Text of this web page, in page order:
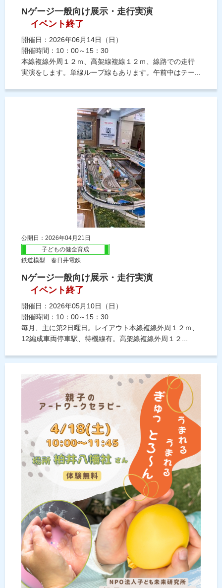
Nゲージ一般向け展示・走行実演
イベント終了
開催日：2026年06月14日（日）
開催時間：10：00～15：30
本線複線外周１２ｍ、高架線複線１２ｍ、線路での走行
実演をします。単線ループ線もあります。午前中はテー...
公開日：2026年04月21日
子どもの健全育成
鉄道模型 春日井電鉄
Nゲージ一般向け展示・走行実演
イベント終了
開催日：2026年05月10日（日）
開催時間：10：00～15：30
毎月、主に第2日曜日。レイアウト本線複線外周１２ｍ、
12編成車両停車駅、待機線有。高架線複線外周１２...